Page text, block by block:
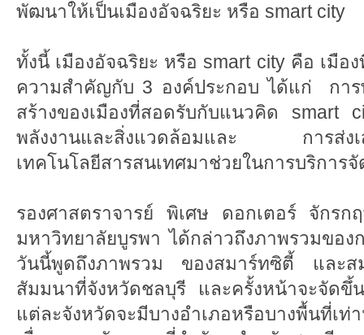
พัฒนาให้เป็นเมืองอัจฉริยะ หรือ smart city
ทั้งนี้ เมืองอัจฉริยะ หรือ smart city คือ เมือ
ความสำคัญกับ 3 องค์ประกอบ ได้แก่ การ
สร้างของเมืองที่สอดรับกับแนวคิด smart
พลังงานและสิ่งแวดล้อมและ การส่งเส
เทคโนโลยีสารสนเทศมาช่วยในการบริการ
รองศาสตราจารย์ พิเศษ ดอกเตอร์ จักร
มหาวิทยาลัยบูรพา ได้กล่าวถึงภาพรวมขอ
วันนี้พูดถึงภาพรวม ของสมาร์ทซิตี้ และส
สัมมนาที่จังหวัดชลบุรี และครั้งหน้าจะจัดขึ้
แต่ละจังหวัดจะมีบางอำเภอหรือบางพื้นที่เท่